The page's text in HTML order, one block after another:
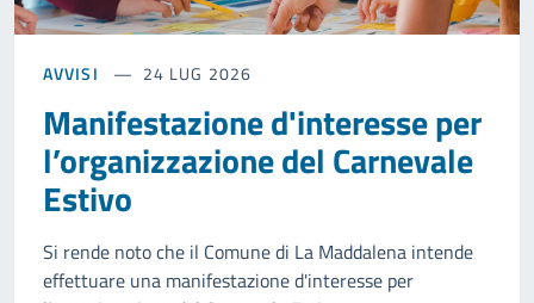
AVVISI 24 LUG 2026
Manifestazione d'interesse per
l’organizzazione del Carnevale
Estivo
Si rende noto che il Comune di La Maddalena intende
effettuare una manifestazione d'interesse per